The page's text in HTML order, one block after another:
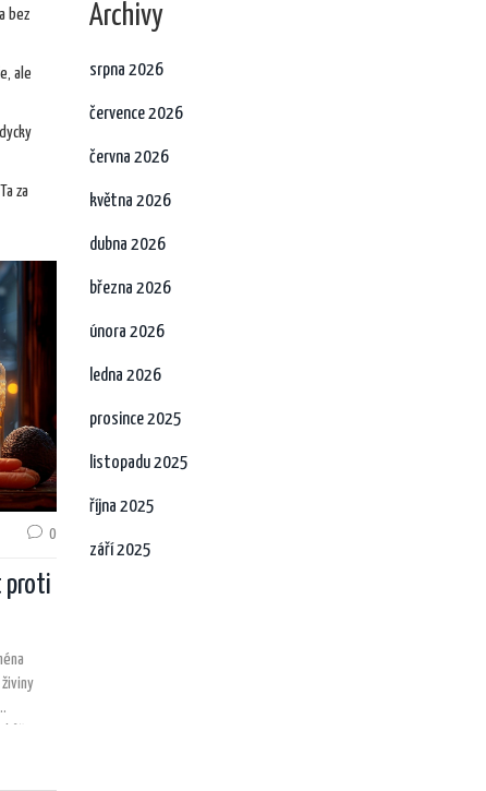
bez
ale
za
0
proti
Archivy
srpna 2026
července 2026
června 2026
května 2026
dubna 2026
března 2026
února 2026
ledna 2026
prosince 2025
listopadu 2025
října 2025
září 2025